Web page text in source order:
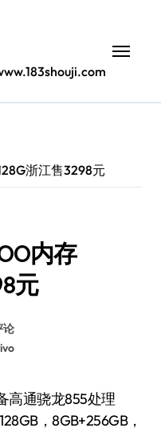
浙江售3298元
内存
元
论
，8GB+256GB，